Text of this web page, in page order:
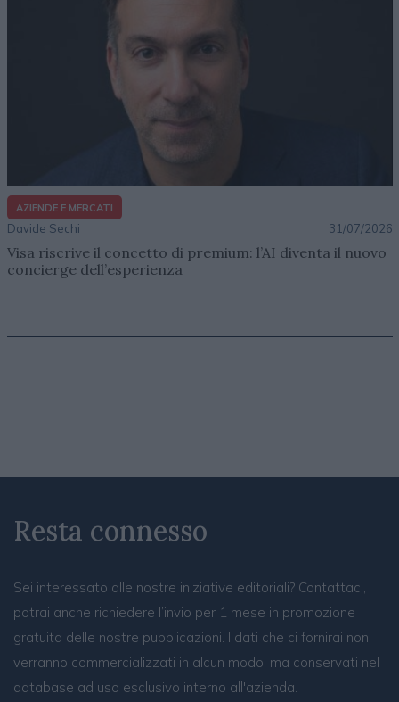
AZIENDE E MERCATI
Davide Sechi 31/07/2026
Visa riscrive il concetto di premium: l’AI diventa il nuovo
concierge dell’esperienza
Resta connesso
Sei interessato alle nostre iniziative editoriali? Contattaci,
potrai anche richiedere l’invio per 1 mese in promozione
gratuita delle nostre pubblicazioni. I dati che ci fornirai non
verranno commercializzati in alcun modo, ma conservati nel
database ad uso esclusivo interno all'azienda.